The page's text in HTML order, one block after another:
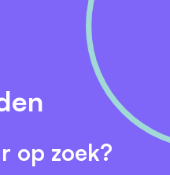
op zoek?